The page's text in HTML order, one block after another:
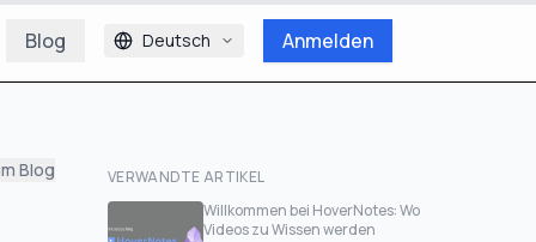
Blog Deutsch Anmelden
Blog
VERWANDTE ARTIKEL
Willkommen bei HoverNotes: Wo
Videos zu Wissen werden